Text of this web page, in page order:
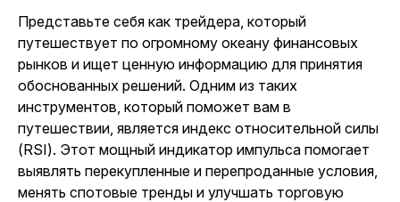
Представьте себя как трейдера, который
путешествует по огромному океану финансовых
рынков и ищет ценную информацию для принятия
обоснованных решений. Одним из таких
инструментов, который поможет вам в
путешествии, является индекс относительной силы
(RSI). Этот мощный индикатор импульса помогает
выявлять перекупленные и перепроданные условия,
менять спотовые тренды и улучшать торговую